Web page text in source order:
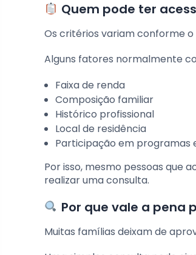
Quem pode ter
Os critérios variam conforme
Alguns fatores normalmente
Faixa de renda
Composição familiar
Histórico profissional
Local de residência
Participação em programas
Por isso, mesmo pessoas que
realizar uma consulta.
Por que vale a pena
Muitas famílias deixam de